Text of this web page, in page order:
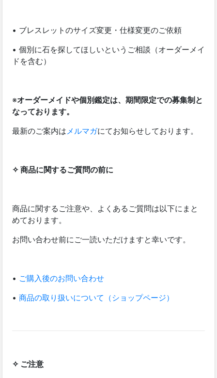
• ブレスレットのサイズ変更・仕様変更のご依頼
• 個別に石を探してほしいというご相談（オーダーメイ
ドを含む）
※オーダーメイドや個別鑑定は、期間限定での募集制と
なっております。
最新のご案内はメルマガにてお知らせしております。
✧ 商品に関するご質問の前に
商品に関するご注意や、よくあるご質問は以下にまと
めております。
お問い合わせ前にご一読いただけますと幸いです。
• ご購入後のお問い合わせ
• 商品の取り扱いについて（ショップページ）
✧ ご注意